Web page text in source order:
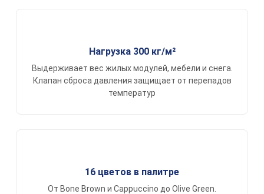
Нагрузка 300 кг/м²
Выдерживает вес жилых модулей, мебели и снега.
Клапан сброса давления защищает от перепадов
температур
16 цветов в палитре
От Bone Brown и Cappuccino до Olive Green.